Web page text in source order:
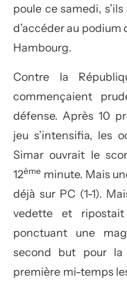
poule ce samedi,
d’accéder au podium
Hambourg.
Contre la
commençaient
défense. Après 10
jeu s’intensifia, les
Simar ouvrait le
12ème minute. Mais
déjà sur PC (1-1).
vedette et
ponctuant une
second but pour
première mi-temps